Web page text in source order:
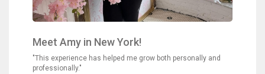
Meet Amy in New York!
"This experience has helped me grow both personally and
professionally."